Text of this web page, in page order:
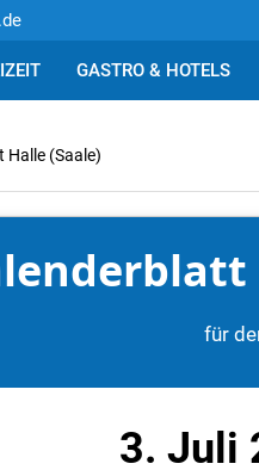
GASTRO & HOTELS
Halle (Saale)
für
3. Juli